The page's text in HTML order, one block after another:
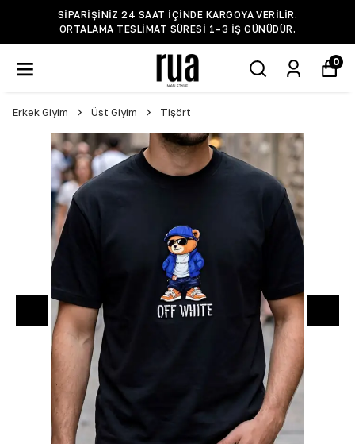
SIPARIŞINIZ 24 SAAT IÇINDE KARGOYA VERILIR.
ORTALAMA TESLIMAT SÜRESI 1–3 IŞ GÜNÜDÜR.
0
Erkek Giyim Üst Giyim Tişört